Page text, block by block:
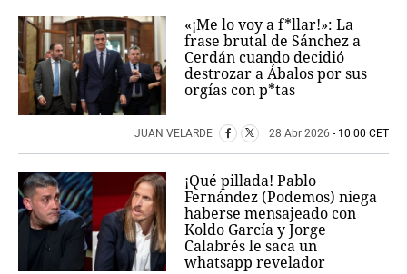
«¡Me lo voy a f*llar!»: La
frase brutal de Sánchez a
Cerdán cuando decidió
destrozar a Ábalos por sus
orgías con p*tas
JUAN VELARDE 28 Abr 2026 - 10:00 CET
¡Qué pillada! Pablo
Fernández (Podemos) niega
haberse mensajeado con
Koldo García y Jorge
Calabrés le saca un
whatsapp revelador